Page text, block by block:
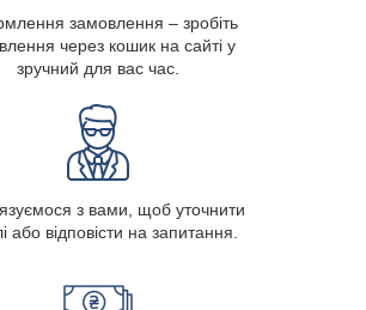
замовлення – зробіть
через кошик на сайті у
зручний для вас час.
з вами, щоб уточнити
або відповісти на запитання.